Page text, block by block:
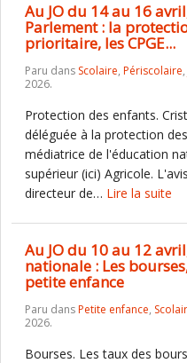
Au JO du 14 au 16
Parlement : la
prioritaire, les CPGE...
Paru dans Scolaire, Périscolaire,
2026.
Protection des enfants.
déléguée à la protection
médiatrice de l'éducation
supérieur (ici) Agricole.
directeur de… Lire la suite
Au JO du 10 au 12
nationale : Les
petite enfance
Paru dansPetite enfance,
2026.
Bourses. Les taux des